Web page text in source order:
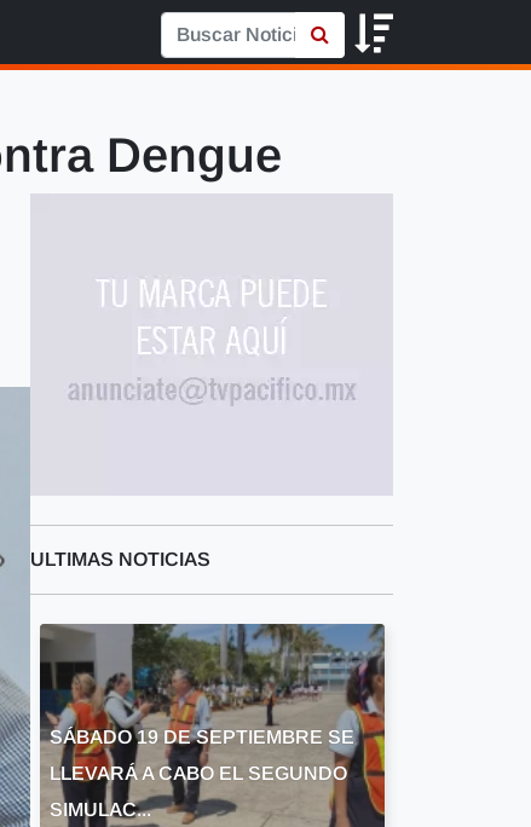
Dengue
ULTIMAS NOTICIAS
SÁBADO 19 DE SEPTIEMBRE SE
LLEVARÁ A CABO EL SEGUNDO
SIMULAC...